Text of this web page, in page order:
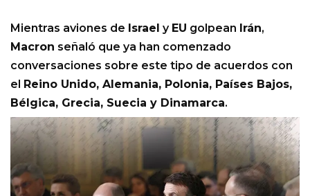
Mientras aviones de Israel y EU golpean Irán,
Macron señaló que ya han comenzado
conversaciones sobre este tipo de acuerdos con
el Reino Unido, Alemania, Polonia, Países Bajos,
Bélgica, Grecia, Suecia y Dinamarca.